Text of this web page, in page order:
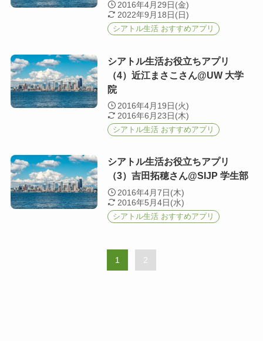
2016年4月29日(金)
2022年9月18日(日)
シアトル生活 おすすめアプリ
シアトル生活お役立ちアプリ
（4）近江まさこさん@UW 大学
院
2016年4月19日(火)
2016年6月23日(木)
シアトル生活 おすすめアプリ
シアトル生活お役立ちアプリ
（3）吉田拓穂さん@SIJP 学生部
2016年4月7日(木)
2016年5月4日(水)
シアトル生活 おすすめアプリ
1 2